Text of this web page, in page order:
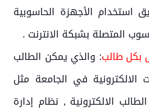
استخدام الأجهزة الحاسوبية
المتصلة بشبكة الانترنت .
بكل طالب: والذي يمكن الطالب
في الجامعة مثل
الالكترونية , نظام إدارة